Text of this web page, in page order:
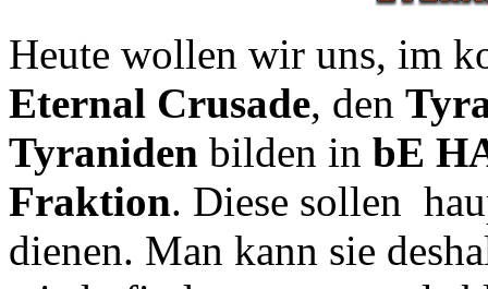
Heute wollen wir uns, im
Eternal Crusade, den
Tyraniden bilden in bE
Fraktion. Diese sollen
dienen. Man kann sie